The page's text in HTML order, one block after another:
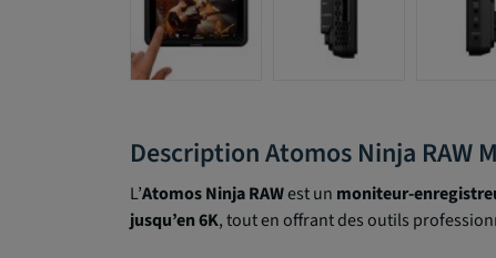
Description Atomos Ninja RAW
L’AtomosNinja RAWest un moniteur-
jusqu’en 6K, tout en offrant des outils